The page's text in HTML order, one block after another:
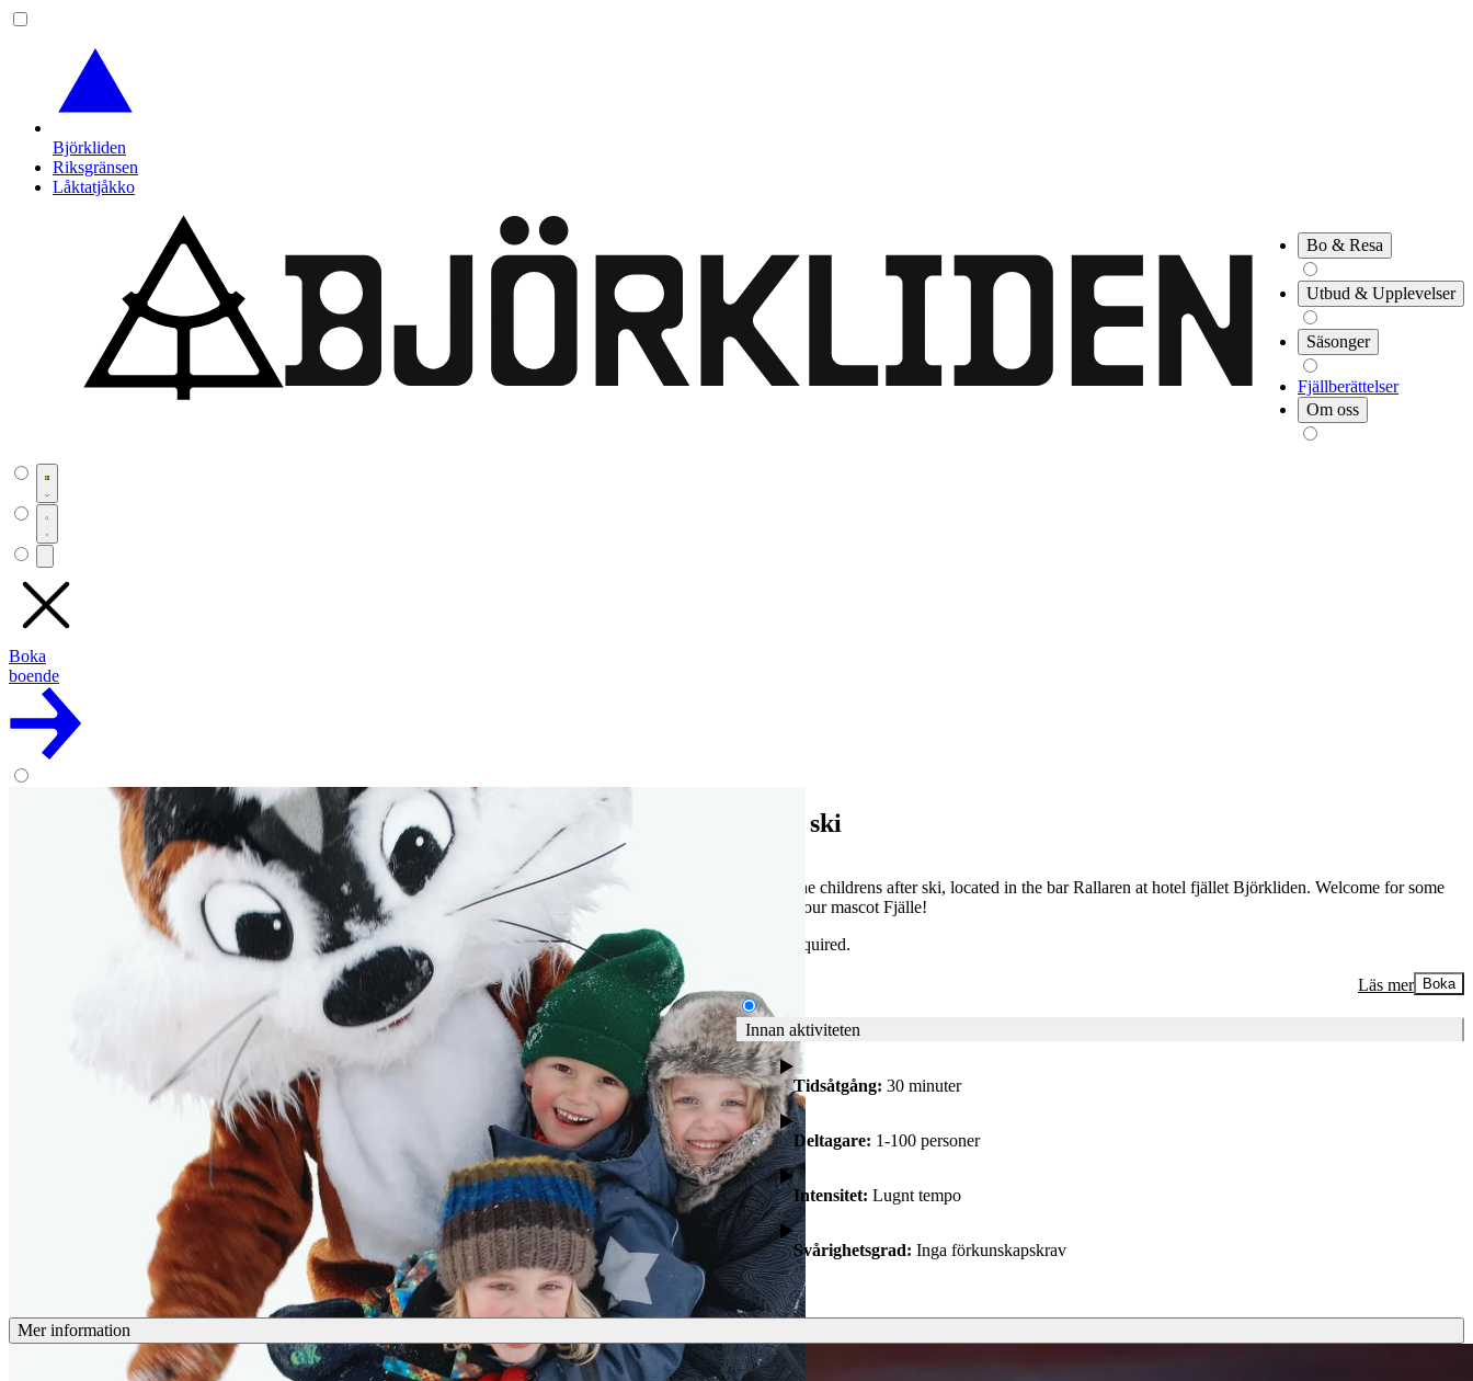
Björkliden
Riksgränsen
Låktatjåkko
Bo & Resa
Utbud & Upplevelser
Säsonger
Fjällberättelser
Om oss
Boka
boende
Fjälles after ski
Fjälles After ski is the childrens after ski, located in the bar Rallaren at hotel fjället Björkliden. Welcome for some
dance and fun with our mascot Fjälle!
registration is not required.
Läs mer Boka
Innan aktiviteten
Tidsåtgång: 30 minuter
Deltagare: 1-100 personer
Intensitet: Lugnt tempo
Svårighetsgrad: Inga förkunskapskrav
Mer information
Fjälles After ski is the childrens after ski, located in the bar Rallaren at hotel fjället Björkliden. Welcome for some dance and fun with our mascot Fjälle!